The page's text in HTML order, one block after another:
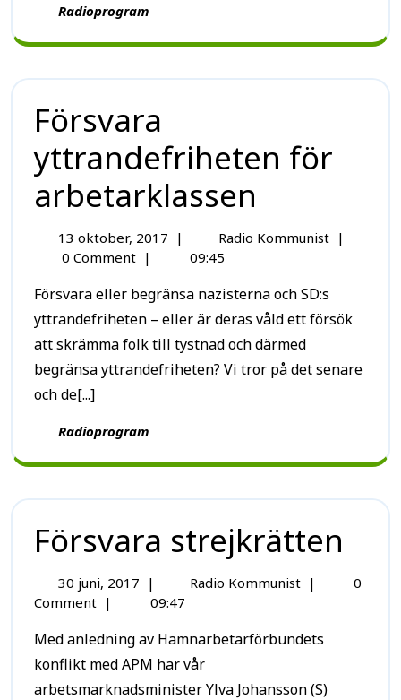
Radioprogram
Försvara
yttrandefriheten för
arbetarklassen
13 oktober, 2017 | Radio Kommunist |
0 Comment | 09:45
Försvara eller begränsa nazisterna och SD:s
yttrandefriheten – eller är deras våld ett försök
att skrämma folk till tystnad och därmed
begränsa yttrandefriheten? Vi tror på det senare
och de[...]
Radioprogram
Försvara strejkrätten
30 juni, 2017 | Radio Kommunist |
0
Comment | 09:47
Med anledning av Hamnarbetarförbundets
konflikt med APM har vår
arbetsmarknadsminister Ylva Johansson (S)